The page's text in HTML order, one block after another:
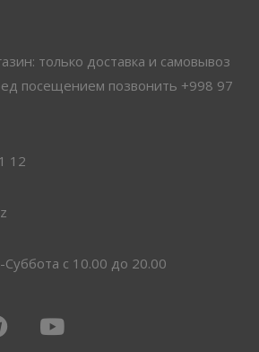
только доставка и самовывоз
посещением позвонить +998 97
12
с 10.00 до 20.00